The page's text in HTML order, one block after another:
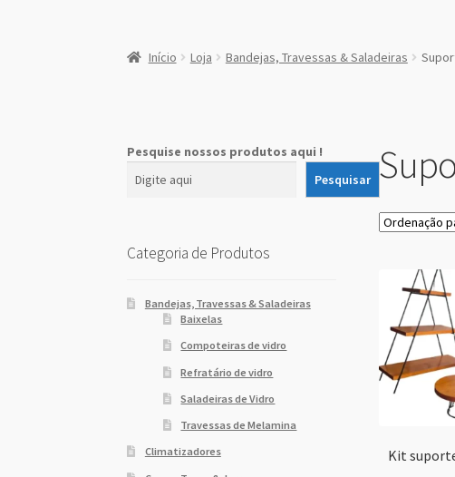
suportes
preto
Início Loja Bandejas, Travessas & Saladeiras
Kit
Pesquise nossos produtos aqui !
Pesquisar
Categoria de Produtos
Bandejas, Travessas & Saladeiras
Baixelas
Compoteiras de vidro
Refratário de vidro
Saladeiras de Vidro
Travessas de Melamina
Climatizadores